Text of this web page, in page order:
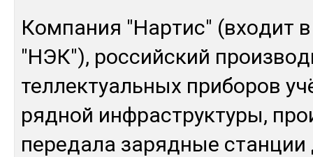
Ком­па­ния "Нар­тис" (вхо­дит в
"НЭК"), рос­сий­ский
тел­лек­туаль­ных при­боров
ряд­ной ин­фраструк­ту­ры,
пе­реда­ла за­ряд­ные